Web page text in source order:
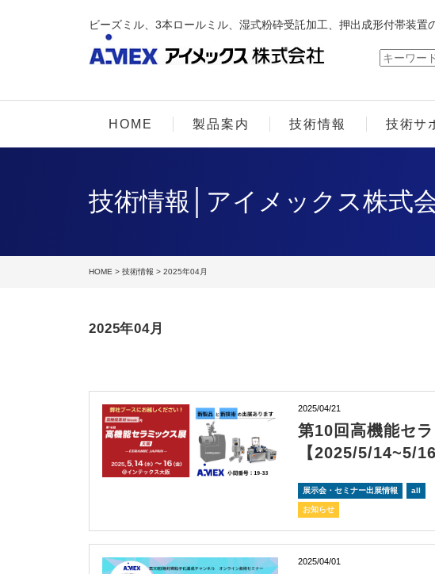
ビーズミル、3本ロールミル、湿式粉砕受託加工、押出成形付帯装置
HOME 製品案内 技術情報 技術サ
技術情報│アイメックス株式
HOME > 技術情報 > 2025年04月
2025年04月
2025/04/21
第10回高機能セ
【2025/5/14~5/16
展示会・セミナー出展情報 all
お知らせ
2025/04/01